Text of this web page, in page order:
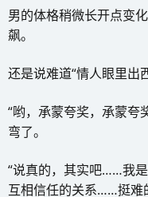
男的体格稍微长开点变
飙。
还是说难道“情人眼里出
“哟，承蒙夸奖，承蒙夸
弯了。
“说真的，其实吧……我是
互相信任的关系……挺难